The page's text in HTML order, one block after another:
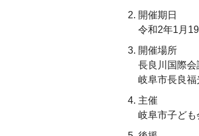
開催期日
令和2年1月
開催場所
長良川国際会
岐阜市長良
主催
岐阜市子ど